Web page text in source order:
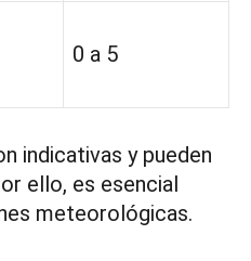
0 a 5
indicativas y pueden
ello, es esencial
meteorológicas.